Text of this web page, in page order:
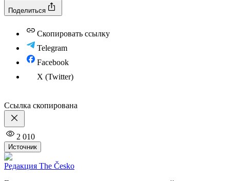
Поделиться
Скопировать ссылку
Telegram
Facebook
X (Twitter)
Ссылка скопирована
2 010
Источник
Редакция The Česko